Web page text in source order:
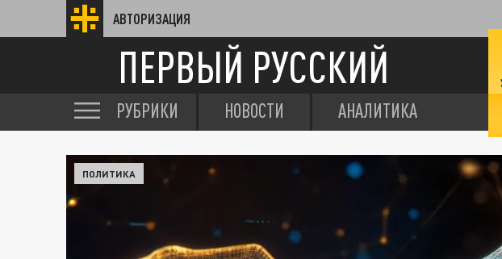
АВТОРИЗАЦИЯ
ПЕРВЫЙ РУССКИЙ
РУБРИКИ НОВОСТИ АНАЛИТИКА
ПОЛИТИКА